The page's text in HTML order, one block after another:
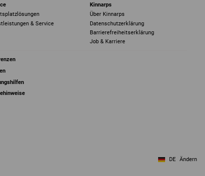
& Service
Kinnarps
Über Kinnarps
Datenschutzerklärung
Barrierefreiheits­erklärung
Job & Karriere
DE Ändern